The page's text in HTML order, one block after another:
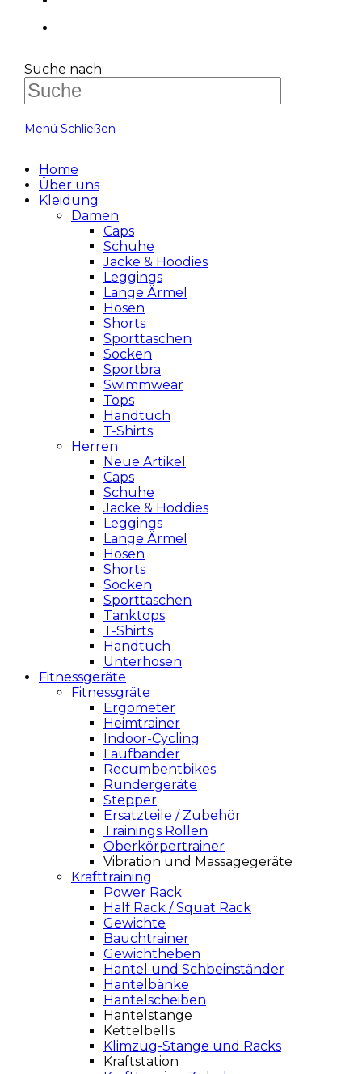
Suche nach:
Menü Schließen
Home
Über uns
Kleidung
Damen
Caps
Schuhe
Jacke & Hoodies
Leggings
Lange Ärmel
Hosen
Shorts
Sporttaschen
Socken
Sportbra
Swimmwear
Tops
Handtuch
T-Shirts
Herren
Neue Artikel
Caps
Schuhe
Jacke & Hoddies
Leggings
Lange Ärmel
Hosen
Shorts
Socken
Sporttaschen
Tanktops
T-Shirts
Handtuch
Unterhosen
Fitnessgeräte
Fitnessgräte
Ergometer
Heimtrainer
Indoor-Cycling
Laufbänder
Recumbentbikes
Rundergeräte
Stepper
Ersatzteile / Zubehör
Trainings Rollen
Oberkörpertrainer
Vibration und Massagegeräte
Krafttraining
Power Rack
Half Rack / Squat Rack
Gewichte
Bauchtrainer
Gewichtheben
Hantel und Schbeinständer
Hantelbänke
Hantelscheiben
Hantelstange
Kettelbells
Klimzug-Stange und Racks
Kraftstation